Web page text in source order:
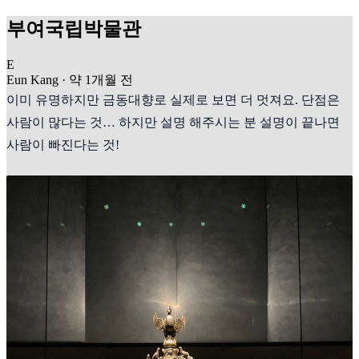
부여국립박물관
E
Eun Kang · 약 1개월 전
이미 유명하지만 금동대향로 실제로 보면 더 멋져요. 단점은
사람이 많다는 것… 하지만 설명 해주시는 분 설명이 끝나면
사람이 빠진다는 것!